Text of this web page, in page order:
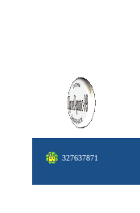
327637871